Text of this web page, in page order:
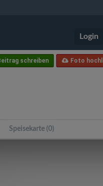
Login
Foto
schreiben
Speisekarte (0)